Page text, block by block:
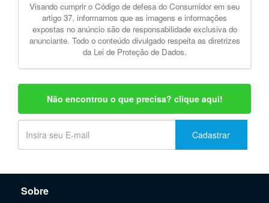
Visando cumprir o Código de defesa do Consumidor em seu
artigo 37, informamos que as imagens e informações
expostas no anúncio são de responsabilidade exclusiva do
anunciante. Todo o conteúdo divulgado respeita as diretrizes
da Lei de Proteção de Dados.
Não encontrou o que precisa? clique aqui!
Cadastrar
Sobre